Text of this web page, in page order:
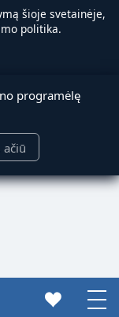
šioje svetainėje,
politika.
programėlę
ačiū